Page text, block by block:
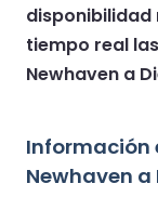
disponibilidad
tiempo real
Newhaven a
Información
Newhaven a